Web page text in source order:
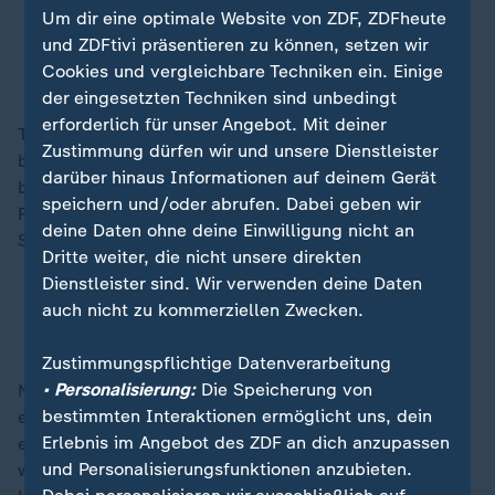
Statistik für Deutschland: Fast jeder Zehnte hat
schwere Behinderung
Türen in öffentlichen Gebäuden sollten mit Braille
beschriftet sein. "Automaten sollten mit Braille besser
bedienbar gemacht werden, genauso
Fernbedienungen, Kaffeemaschinen,
Selbstbedienungskassen."
Technik zum Hören und Fühlen: Blinde können
Nach Schätzungen des Verbands können bundesweit
etwa 20.000 Menschen diese Schrift lesen. Sie zu
erlernen, sei einfach, sagte Bethke. Die Brailleschrift
werde meist bereits in der Grundschule im Biologie-
Um dir eine optimale Website von ZDF, ZDFheute
und ZDFtivi präsentieren zu können, setzen wir
Cookies und vergleichbare Techniken ein. Einige
der eingesetzten Techniken sind unbedingt
erforderlich für unser Angebot. Mit deiner
Zustimmung dürfen wir und unsere Dienstleister
darüber hinaus Informationen auf deinem Gerät
speichern und/oder abrufen. Dabei geben wir
deine Daten ohne deine Einwilligung nicht an
Dritte weiter, die nicht unsere direkten
Dienstleister sind. Wir verwenden deine Daten
auch nicht zu kommerziellen Zwecken.
Zustimmungspflichtige Datenverarbeitung
• Personalisierung:Die Speicherung von
bestimmten Interaktionen ermöglicht uns, dein
Erlebnis im Angebot des ZDF an dich anzupassen
und Personalisierungsfunktionen anzubieten.